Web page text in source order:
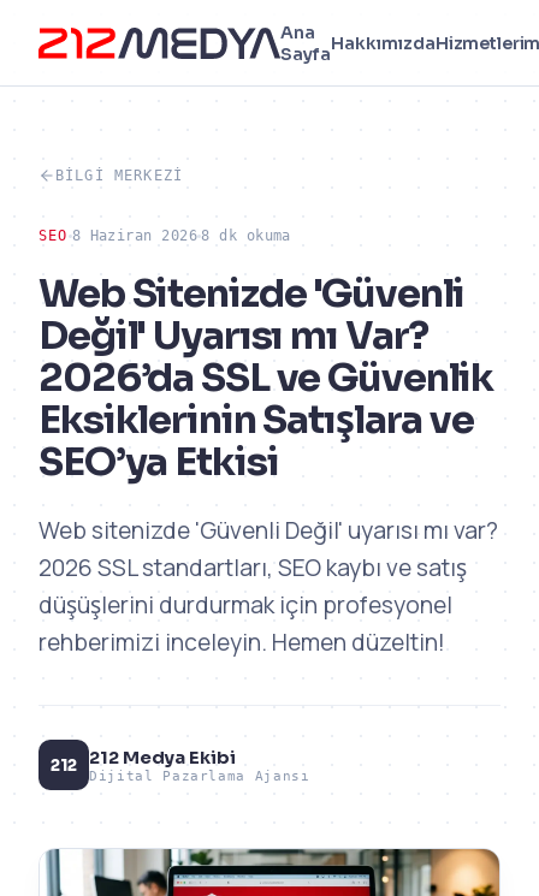
Ana
SayfaHakkımızda
BILGI MERKEZI
SEO 8 Haziran 2026 8 dk okuma
Web Sitenizde 'Güvenli
Değil' Uyarısı mı Var?
2026’da SSL ve Güvenlik
Eksiklerinin Satışlara ve
SEO’ya Etkisi
Web sitenizde 'Güvenli Değil' uyarısı mı var?
2026 SSL standartları, SEO kaybı ve satış
düşüşlerini durdurmak için profesyonel
rehberimizi inceleyin. Hemen düzeltin!
212 212 Medya Ekibi
Dijital Pazarlama Ajansı